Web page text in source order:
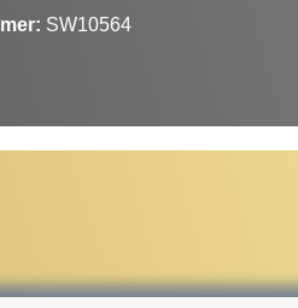
SW10564